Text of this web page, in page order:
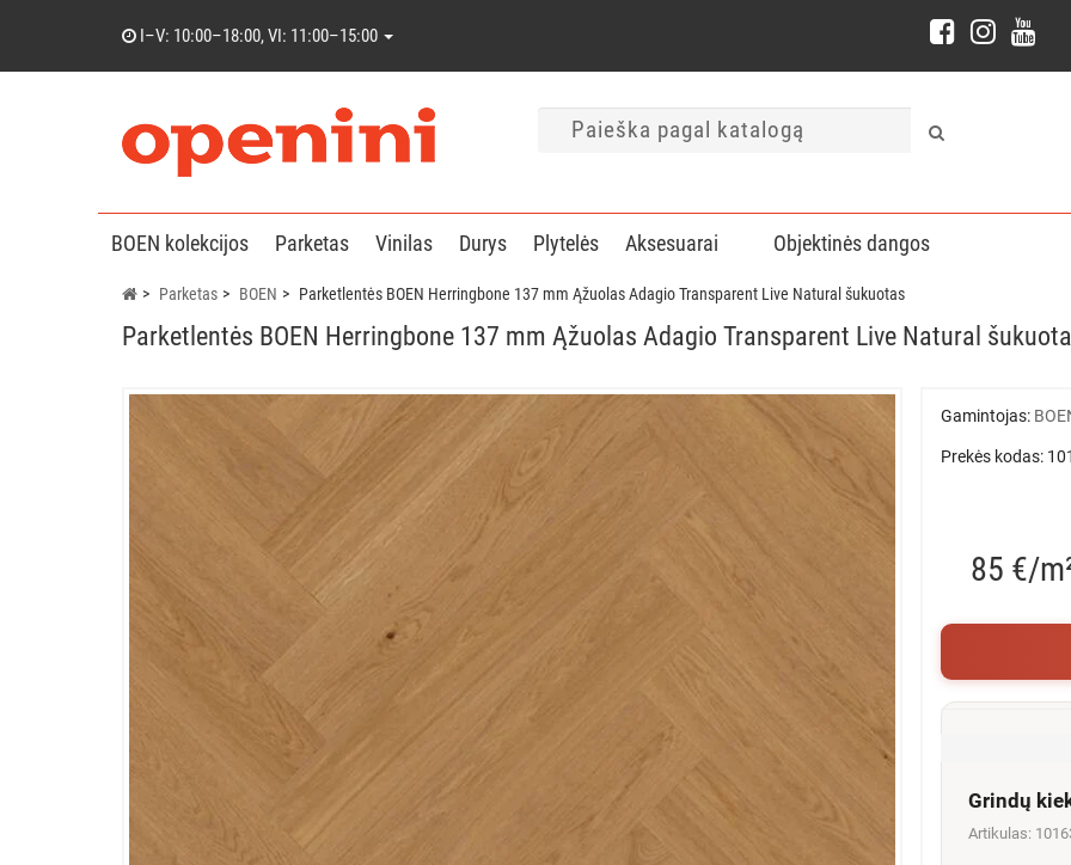
I–V: 10:00–18:00, VI: 11:00–15:00
BOEN kolekcijos Parketas Vinilas Durys Plytelės Aksesuarai Objektinės dangos
Parketas BOEN Parketlentės BOEN Herringbone 137 mm Ąžuolas Adagio Transparent Live Natural šukuotas
Parketlentės BOEN Herringbone 137 mm Ąžuolas Adagio Transparent Live Natural
Gamintojas:
Prekės kodas:
85 €/
Grindų
Artikulas: